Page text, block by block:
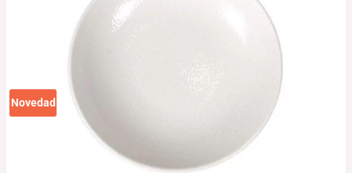
Novedad